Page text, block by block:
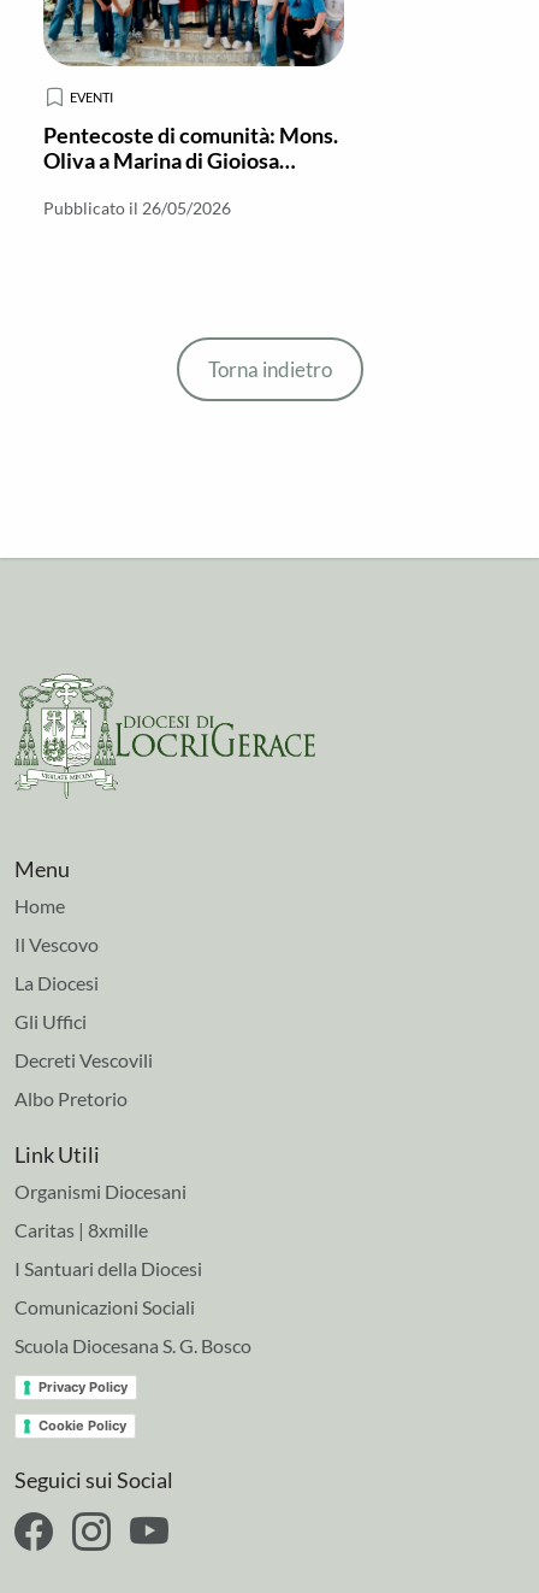
EVENTI
Pentecoste di comunità: Mons.
Oliva a Marina di Gioiosa
Pubblicato il 26/05/2026
Torna indietro
Menu
Home
Il Vescovo
La Diocesi
Gli Uffici
Decreti Vescovili
Albo Pretorio
Link Utili
Organismi Diocesani
Caritas | 8xmille
I Santuari della Diocesi
Comunicazioni Sociali
Scuola Diocesana S. G. Bosco
Privacy Policy
Cookie Policy
Seguici sui Social